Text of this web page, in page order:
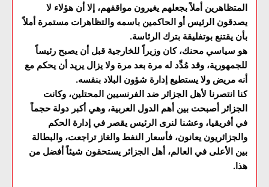
المتظاهرين أملاً بجعلهم يغيرون مواقفهم، إلا أن هؤلاء لا
يصدقون الرئيس أو الحاكمين باسمه والتظاهرات مستمرة أملاً
بأن يقتنع بوتفليقة بترك الرئاسة.
هو سياسي محنك، كان وزيراً للخارجية قبل أن يصبح رئيساً
للجمهورية، وقد مُدِّد له مرة بعد مرة ولا يزال يريد أن يحكم مع
أنه مريض ولا يستطيع إدارة شؤون البلاد بنفسه.
كنا انتصرنا لأهل الجزائر ضد الفرنسيين المحتلين، وكانت
الجزائر أصبحت بين أهم الدول العربية، وهي أكبر دولة حجماً
في أفريقيا، وعشنا لنرى الرئيس يقصر في إدارة الحكم
والجزائريون يعانون، فأسعار النفط والغاز تراجعت، والبطالة
بين الأعلى في العالم، أهل الجزائر يستحقون شيئاً أفضل من
هذا.